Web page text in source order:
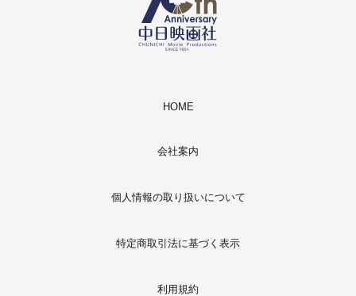
HOME
会社案内
個人情報の取り扱いについて
特定商取引法に基づく表示
利用規約